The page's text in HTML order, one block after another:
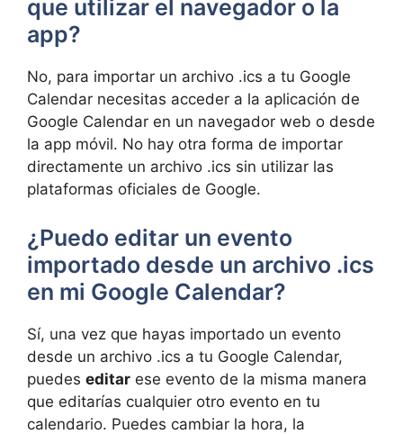
que utilizar el navegador o la
app?
No, para importar un archivo .ics a tu Google
Calendar necesitas acceder a la aplicación de
Google Calendar en un navegador web o desde
la app móvil. No hay otra forma de importar
directamente un archivo .ics sin utilizar las
plataformas oficiales de Google.
¿Puedo editar un evento
importado desde un archivo .ics
en mi Google Calendar?
Sí, una vez que hayas importado un evento
desde un archivo .ics a tu Google Calendar,
puedes editar ese evento de la misma manera
que editarías cualquier otro evento en tu
calendario. Puedes cambiar la hora, la